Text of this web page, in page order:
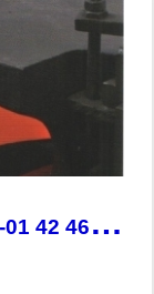
О
твод 90 720х10 ГОСТ 30753-01 42 460, 00 руб.